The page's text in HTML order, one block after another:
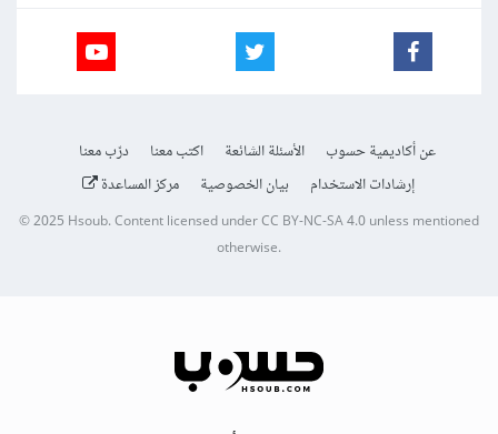
عن أكاديمية حسوب الأسئلة الشائعة اكتب معنا
درّب معنا
إرشادات الاستخدام
بيان الخصوصية مركز المساعدة
© 2025Hsoub.Content licensed underCC BY-NC-SA 4.0unless mentioned
otherwise.